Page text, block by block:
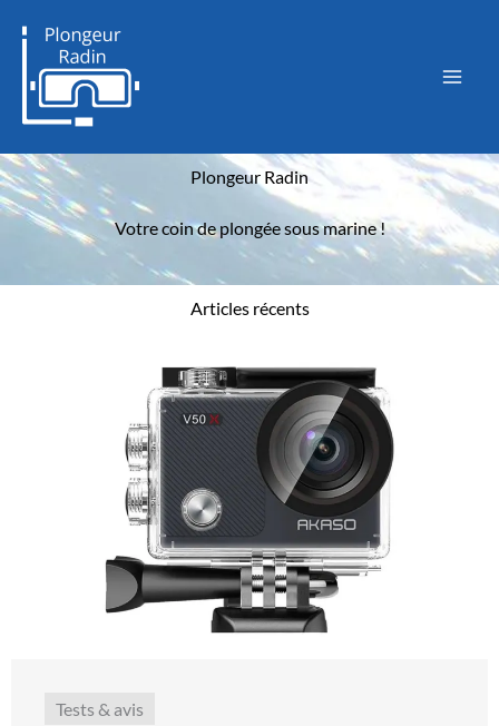
contenu
Plongeur Radin
Votre coin de plongée sous marine !
Articles récents
Tests & avis